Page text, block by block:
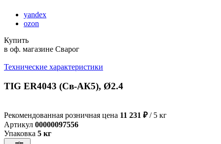
yandex
ozon
Купить
в оф. магазине Сварог
Технические характеристики
TIG ER4043 (Св-АК5), Ø2.4
Рекомендованная розничная цена 11 231 ₽/ 5 кг
Артикул 00000097556
Упаковка 5 кг